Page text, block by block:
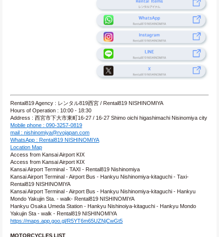
Rental819 Agency : レンタル819西宮 / Rental819 NISHINOMIYA
Hours of Operation : 10:00 - 18:30
Address : 西宮市下大市東町16-27 / 16-27 Shimo oichi higashimachi Nisinomiya city
Mobile phone : 090-3257-0819
mail : nishinomiya@rvojapan.com
WhatsApp : Rental819 NISHINOMIYA
Location Map
Access from Kansai Airport KIX
Access from Kansai Airport KIX
Kansai Airport Terminal - TAXI - Rental819 Nishinomiya
Kansai Airport Terminal - Airport Bus - Hankyu Nishinomiya-kitaguchi - Taxi-
Rental819 NISHINOMIYA
Kansai Airport Terminal - Airport Bus - Hankyu Nishinomiya-kitaguchi - Hankyu
Mondo Yakujin Sta. - walk- Rental819 NISHINOMIYA
Hankyu Osaka Umeda Station - Hankyu Nishinoiya-kitaguchi - Hankyu Mondo
Yakujin Sta - walk - Rental819 NISHINOMIYA
https://maps.app.goo.gl/R5YT6m65UZNjCwGt5
MOTORCYCLES LIST